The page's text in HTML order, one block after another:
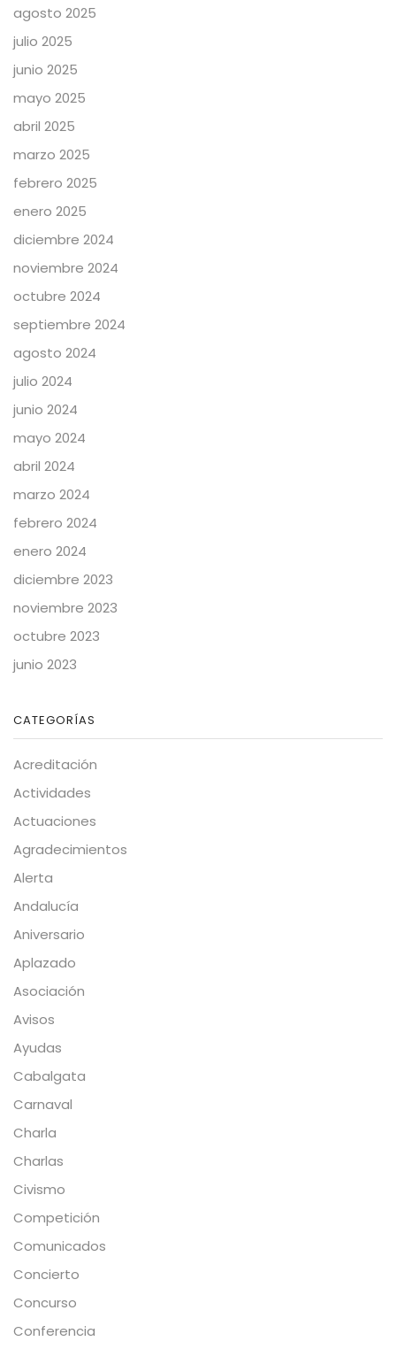
agosto 2025
julio 2025
junio 2025
mayo 2025
abril 2025
marzo 2025
febrero 2025
enero 2025
diciembre 2024
noviembre 2024
octubre 2024
septiembre 2024
agosto 2024
julio 2024
junio 2024
mayo 2024
abril 2024
marzo 2024
febrero 2024
enero 2024
diciembre 2023
noviembre 2023
octubre 2023
junio 2023
CATEGORÍAS
Acreditación
Actividades
Actuaciones
Agradecimientos
Alerta
Andalucía
Aniversario
Aplazado
Asociación
Avisos
Ayudas
Cabalgata
Carnaval
Charla
Charlas
Civismo
Competición
Comunicados
Concierto
Concurso
Conferencia